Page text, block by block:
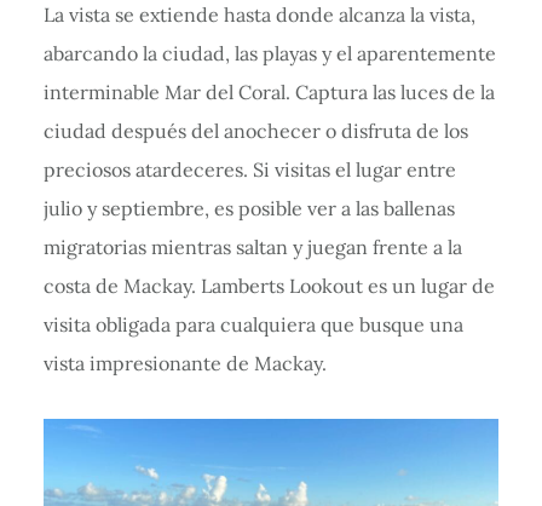
La vista se extiende hasta donde alcanza la vista,
abarcando la ciudad, las playas y el aparentemente
interminable Mar del Coral. Captura las luces de la
ciudad después del anochecer o disfruta de los
preciosos atardeceres. Si visitas el lugar entre
julio y septiembre, es posible ver a las ballenas
migratorias mientras saltan y juegan frente a la
costa de Mackay. Lamberts Lookout es un lugar de
visita obligada para cualquiera que busque una
vista impresionante de Mackay.